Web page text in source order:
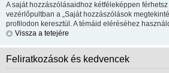
A saját hozzászólásaidhoz kétféleképpen
vezérlőpultban a „Saját hozzászólások
profilodon keresztül. A témáid eléréséhez
Vissza a tetejére
Feliratkozások és kedvencek